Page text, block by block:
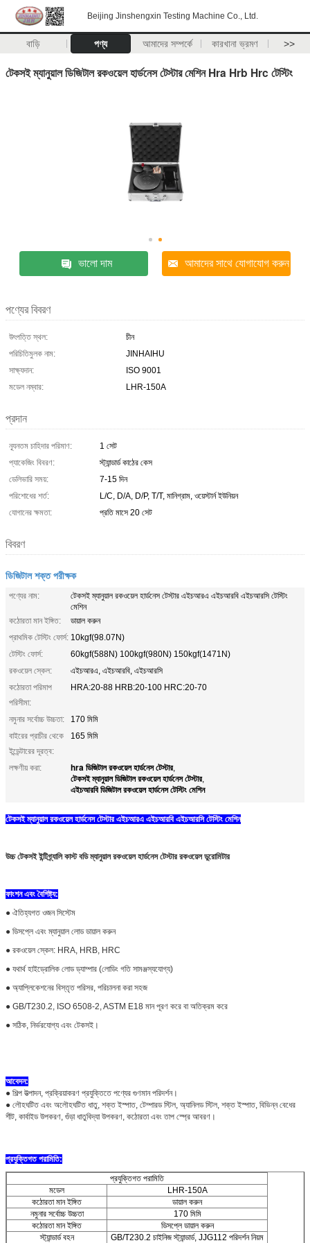
Beijing Jinshengxin Testing Machine Co., Ltd.
বাড়ি পণ্য আমাদের সম্পর্কে কারখানা ভ্রমণ >>
টেকসই ম্যানুয়াল ডিজিটাল রকওয়েল হার্ডনেস টেস্টার মেশিন Hra Hrb Hrc টেস্টিং
ভালো দাম আমাদের সাথে যোগাযোগ করুন
পণ্যের বিবরণ
উৎপত্তি স্থল:
চীন
পরিচিতিমুলক নাম:
JINHAIHU
সাক্ষ্যদান:
ISO 9001
মডেল নম্বার:
LHR-150A
প্রদান
ন্যূনতম চাহিদার পরিমাণ:
1 সেট
প্যাকেজিং বিবরণ:
স্ট্যান্ডার্ড কাঠের কেস
ডেলিভারি সময়:
7-15 দিন
পরিশোধের শর্ত:
L/C, D/A, D/P, T/T, মানিগ্রাম, ওয়েস্টার্ন ইউনিয়ন
যোগানের ক্ষমতা:
প্রতি মাসে 20 সেট
বিবরণ
ডিজিটাল শক্ত পরীক্ষক
পণ্যের নাম:
টেকসই ম্যানুয়াল রকওয়েল হার্ডনেস টেস্টার এইচআরএ এইচআরবি এইচআরসি টেস্টিং
মেশিন
কঠোরতা মান ইঙ্গিত:
ডায়াল করুন
প্রাথমিক টেস্টিং ফোর্স: 10kgf(98.07N)
টেস্টিং ফোর্স:
60kgf(588N) 100kgf(980N) 150kgf(1471N)
রকওয়েল স্কেল:
এইচআরএ, এইচআরবি, এইচআরসি
কঠোরতা পরিমাপ
পরিসীমা:
HRA:20-88 HRB:20-100 HRC:20-70
নমুনার সর্বোচ্চ উচ্চতা:
170 মিমি
বাইরের প্রাচীর থেকে
ইন্ডেন্টারের দূরত্ব:
165 মিমি
লক্ষণীয় করা: hra ডিজিটাল রকওয়েল হার্ডনেস টেস্টার,
টেকসই ম্যানুয়াল ডিজিটাল রকওয়েল হার্ডনেস টেস্টার,
এইচআরবি ডিজিটাল রকওয়েল হার্ডনেস টেস্টিং মেশিন
টেকসই ম্যানুয়াল রকওয়েল হার্ডনেস টেস্টার এইচআরএ এইচআরবি এইচআরসি টেস্টিং মেশিন
উচ্চ টেকসই ইন্টিগ্র্যালি কাস্ট বডি ম্যানুয়াল রকওয়েল হার্ডনেস টেস্টার রকওয়েল ডুরোমিটার
ফাংশন এবং বৈশিষ্ট্য:
● ঐতিহ্যগত ওজন সিস্টেম
● ডিসপ্লে এবং ম্যানুয়াল লোড ডায়াল করুন
● রকওয়েল স্কেল: HRA, HRB, HRC
● যথার্থ হাইড্রোলিক লোড ড্যাম্পার (লোডিং গতি সামঞ্জস্যযোগ্য)
● অ্যাপ্লিকেশনের বিস্তৃত পরিসর, পরিচালনা করা সহজ
● GB/T230.2, ISO 6508-2, ASTM E18 মান পূরণ করে বা অতিক্রম করে
● সঠিক, নির্ভরযোগ্য এবং টেকসই।
আবেদন:
● শিল্প উত্পাদন, প্রক্রিয়াকরণ প্রযুক্তিতে পণ্যের গুণমান পরিদর্শন।
● লৌহঘটিত এবং অলৌহঘটিত ধাতু, শক্ত ইস্পাত, টেম্পারড স্টিল, অ্যানিলড স্টিল, শক্ত ইস্পাত, বিভিন্ন বেধের
শীট, কার্বাইড উপকরণ, গুঁড়া ধাতুবিদ্যা উপকরণ, কঠোরতা এবং তাপ স্প্রে আবরণ।
প্রযুক্তিগত পরামিতি:
প্রযুক্তিগত পরামিতি
মডেল
LHR-150A
কঠোরতা মান ইঙ্গিত
ডায়াল করুন
নমুনার সর্বোচ্চ উচ্চতা
170 মিমি
কঠোরতা মান ইঙ্গিত
ডিসপ্লে ডায়াল করুন
স্ট্যান্ডার্ড বহন
GB/T230.2 চাইনিজ স্ট্যান্ডার্ড, JJG112 পরিদর্শন নিয়ম